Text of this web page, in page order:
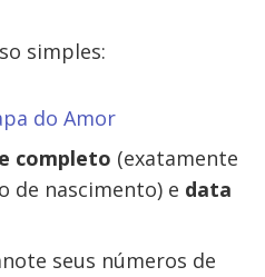
simples:
do Amor
completo (exatamente
de nascimento) e data
seus números de